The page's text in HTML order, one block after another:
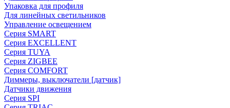
Упаковка для профиля
Для линейных светильников
Управление освещением
Серия SMART
Серия EXCELLENT
Серия TUYA
Серия ZIGBEE
Серия COMFORT
Диммеры, выключатели [датчик]
Датчики движения
Серия SPI